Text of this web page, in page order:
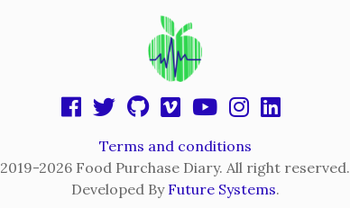
Terms and conditions
2019-2026 Food Purchase Diary. All right reserved.
Developed By Future Systems.